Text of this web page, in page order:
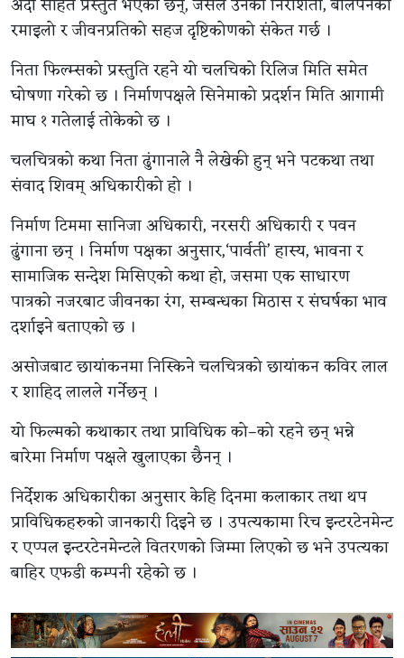
रमाइलो र जीवनप्रतिको सहज दृष्टिकोणको संकेत गर्छ ।
निता फिल्म्सको प्रस्तुति रहने यो चलचिको रिलिज मिति समेत
घोषणा गरेको छ । निर्माणपक्षले सिनेमाको प्रदर्शन मिति आगामी
माघ १ गतेलाई तोकेको छ ।
चलचित्रको कथा निता ढुंगानाले नै लेखेकी हुन् भने पटकथा तथा
संवाद शिवम् अधिकारीको हो ।
निर्माण टिममा सानिजा अधिकारी, नरसरी अधिकारी र पवन
ढुंगाना छन् । निर्माण पक्षका अनुसार,‘पार्वती’ हास्य, भावना र
सामाजिक सन्देश मिसिएको कथा हो, जसमा एक साधारण
पात्रको नजरबाट जीवनका रंग, सम्बन्धका मिठास र संघर्षका भाव
दर्शाइने बताएको छ ।
असोजबाट छायांकनमा निस्किने चलचित्रको छायांकन कविर लाल
र शाहिद लालले गर्नेछन् ।
यो फिल्मको कथाकार तथा प्राविधिक को–को रहने छन् भन्ने
बारेमा निर्माण पक्षले खुलाएका छैनन् ।
निर्देशक अधिकारीका अनुसार केहि दिनमा कलाकार तथा थप
प्राविधिकहरुको जानकारी दिइने छ । उपत्यकामा रिच इन्टरटेनमेन्ट
र एप्पल इन्टरटेनमेन्टले वितरणको जिम्मा लिएको छ भने उपत्यका
बाहिर एफडी कम्पनी रहेको छ ।